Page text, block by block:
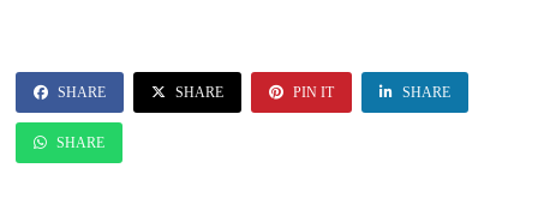
SHARE SHARE PIN IT SHARE
SHARE